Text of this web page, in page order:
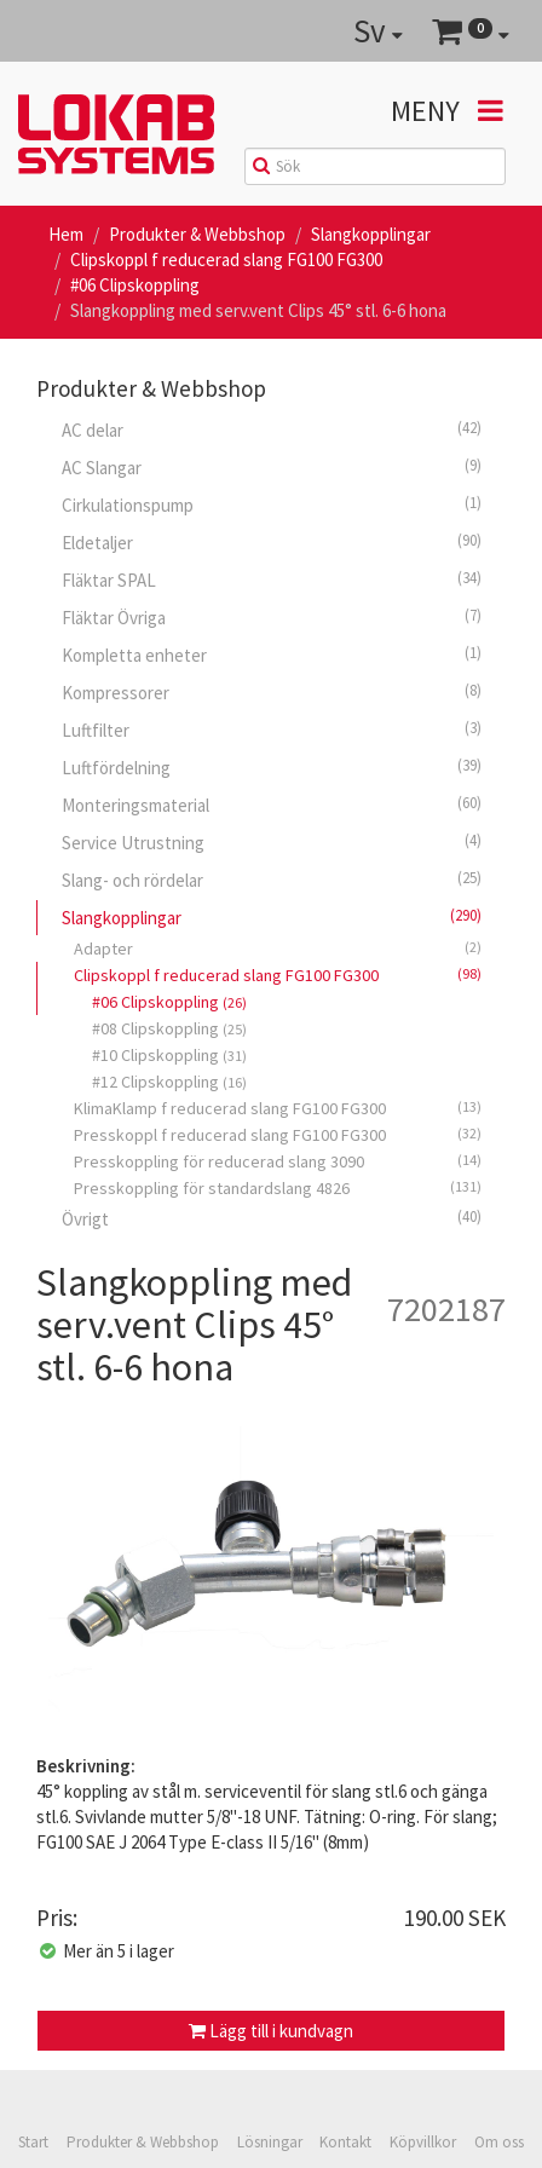
0
Sv
MENY
Hem Produkter & Webbshop
Slangkopplingar
Clipskoppl f reducerad slang FG100 FG300
#06 Clipskoppling
Slangkoppling med serv.vent Clips 45° stl. 6-6 hona
Produkter & Webbshop
AC delar (42)
AC Slangar (9)
Cirkulationspump (1)
Eldetaljer (90)
Fläktar SPAL (34)
Fläktar Övriga (7)
Kompletta enheter (1)
Kompressorer (8)
Luftfilter (3)
Luftfördelning (39)
Monteringsmaterial (60)
Service Utrustning (4)
Slang- och rördelar (25)
Slangkopplingar (290)
Adapter (2)
Clipskoppl f reducerad slang FG100 FG300 (98)
#06 Clipskoppling (26)
#08 Clipskoppling (25)
#10 Clipskoppling (31)
#12 Clipskoppling (16)
KlimaKlamp f reducerad slang FG100 FG300 (13)
Presskoppl f reducerad slang FG100 FG300 (32)
Presskoppling för reducerad slang 3090 (14)
Presskoppling för standardslang 4826 (131)
Övrigt (40)
7202187
Slangkoppling med
serv.vent Clips 45°
stl. 6-6 hona
Beskrivning:
45° koppling av stål m. serviceventil för slang stl.6 och gänga
stl.6. Svivlande mutter 5/8"-18 UNF. Tätning: O-ring. För slang;
FG100 SAE J 2064 Type E-class II 5/16" (8mm)
Pris: 190.00 SEK
Mer än 5 i lager
Lägg till i kundvagn
Start Produkter & Webbshop Lösningar Kontakt Köpvillkor Om oss